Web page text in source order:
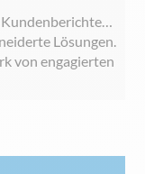
Kundenberichte…
Lösungen.
von engagierten